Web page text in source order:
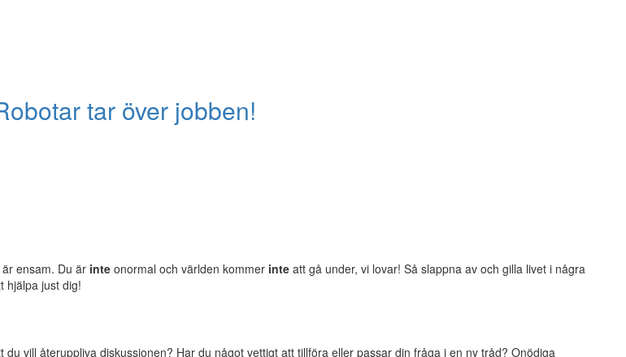
tar över jobben!
är ensam. Du är inte onormal och världen kommer inte att gå under, vi lovar! Så slappna av och gilla livet i några
hjälpa just dig!
vill återuppliva diskussionen? Har du något vettigt att tillföra eller passar din fråga i en ny tråd? Onödiga